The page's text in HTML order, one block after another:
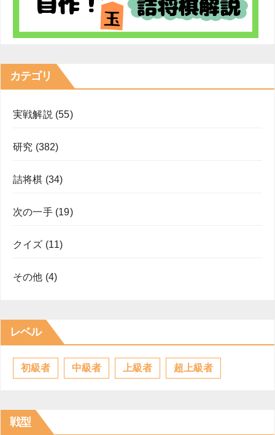
カテゴリ
実戦解説 (55)
研究 (382)
詰将棋 (34)
次の一手(19)
クイズ (11)
その他 (4)
レベル
初級者 中級者 上級者 超上級者
戦型